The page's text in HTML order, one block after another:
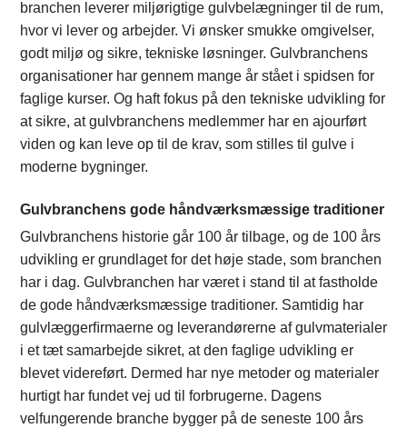
branchen leverer miljørigtige gulvbelægninger til de rum,
hvor vi lever og arbejder. Vi ønsker smukke omgivelser,
godt miljø og sikre, tekniske løsninger. Gulvbranchens
organisationer har gennem mange år stået i spidsen for
faglige kurser. Og haft fokus på den tekniske udvikling for
at sikre, at gulvbranchens medlemmer har en ajourført
viden og kan leve op til de krav, som stilles til gulve i
moderne bygninger.
Gulvbranchens gode håndværksmæssige traditioner
Gulvbranchens historie går 100 år tilbage, og de 100 års
udvikling er grundlaget for det høje stade, som branchen
har i dag. Gulvbranchen har været i stand til at fastholde
de gode håndværksmæssige traditioner. Samtidig har
gulvlæggerﬁrmaerne og leverandørerne af gulvmaterialer
i et tæt samarbejde sikret, at den faglige udvikling er
blevet videreført. Dermed har nye metoder og materialer
hurtigt har fundet vej ud til forbrugerne. Dagens
velfungerende branche bygger på de seneste 100 års